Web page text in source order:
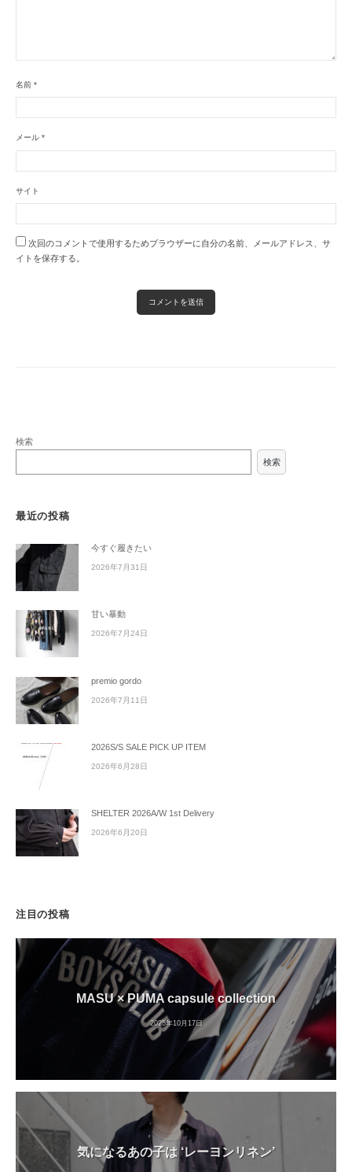
名前 *
メール *
サイト
次回のコメントで使用するためブラウザーに自分の名前、メールアドレス、サ
イトを保存する。
検索
検索
最近の投稿
今すぐ履きたい
2026年7月31日
甘い暴動
2026年7月24日
premio gordo
2026年7月11日
2026S/S SALE PICK UP ITEM
2026年6月28日
SHELTER 2026A/W 1st Delivery
2026年6月20日
注目の投稿
MASU × PUMA capsule collection
2025年10月17日
気になるあの子は ‘レーヨンリネン’